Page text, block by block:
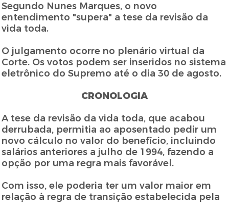
Segundo Nunes Marques, o novo
entendimento "supera" a tese da revisão da
vida toda.
O julgamento ocorre no plenário virtual da
Corte. Os votos podem ser inseridos no sistema
eletrônico do Supremo até o dia 30 de agosto.
CRONOLOGIA
A tese da revisão da vida toda, que acabou
derrubada, permitia ao aposentado pedir um
novo cálculo no valor do benefício, incluindo
salários anteriores a julho de 1994, fazendo a
opção por uma regra mais favorável.
Com isso, ele poderia ter um valor maior em
relação à regra de transição estabelecida pela